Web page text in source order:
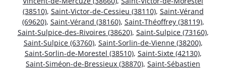
(38510), Saint-Victor-de-Cessieu (38110), Saint-Vérand
(69620), Saint-Vérand (38160), Saint-Théoffrey (38119),
Saint-Sulpice-des-Rivoires (38620), Saint-Sulpice (73160),
Saint-Sulpice (63760), Saint-Sorlin-de-Vienne (38200),
Saint-Sorlin-de-Morestel (38510), Saint-Sixte (42130),
Saint-Siméon-de-Bressieux (38870), Saint-Sébastien